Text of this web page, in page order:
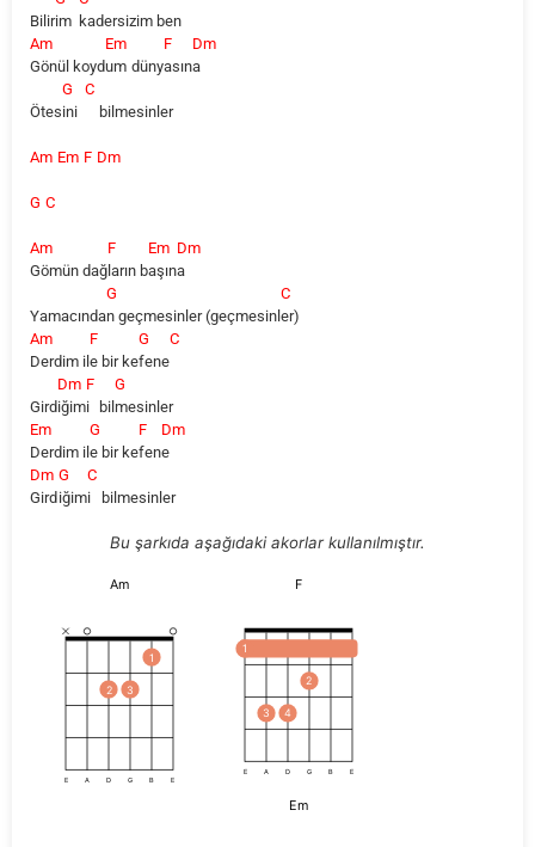
Bilirim kadersizim ben
Am
Gönül koyd
Em
um düny
F
asın
Dm
a
Ötes
G
ini
C
bilmesinler
Am Em F Dm
G C
Am
Gömün dağ
F
ların b
Em
aşın
Dm
a
Yamacında
G
n geçmesinler (geçmesinl
C
er)
Am
Derdim il
F
e bir ke
G
fene
C
Gird
Dm
iğim
F
i
bil
G
mesinler
Em
Derdim il
G
e bir ke
F
fen
Dm
e
Dm
Gird
G
iğim
C
i
bilmesinler
Bu şarkıda aşağıdaki akorlar kullanılmıştır.
Am
2 3
1
E A D G B E
F
1
3 4
2
E A D G B E
Em